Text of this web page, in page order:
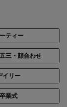
ティー
三・顔合わせ
イリー
卒業式